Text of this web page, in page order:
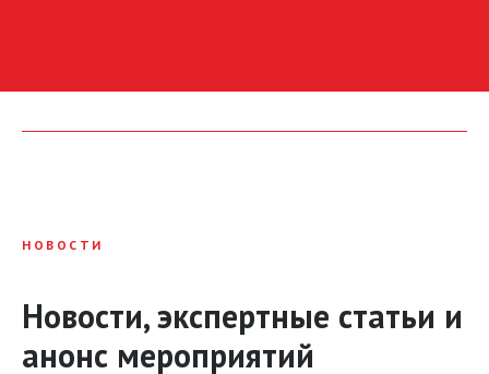
НОВОСТИ
Новости, экспертные статьи и
анонс мероприятий